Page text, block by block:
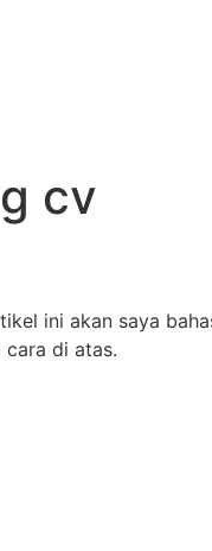
cv
ini akan saya
cara di atas.